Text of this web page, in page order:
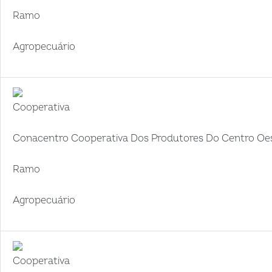
Ramo
Agropecuário
Cooperativa
Conacentro Cooperativa Dos Produtores Do Centro
Ramo
Agropecuário
Cooperativa